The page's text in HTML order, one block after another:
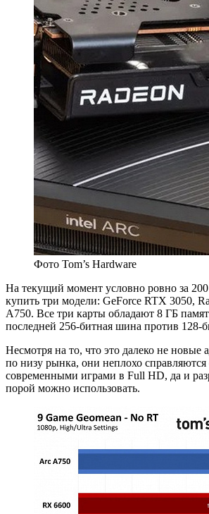
Фото Tom’s Hardware
На текущий момент условно ровно за
купить три модели: GeForce RTX 3050,
A750. Все три карты обладают 8 ГБ
последней 256-битная шина против 128-
Несмотря на то, что это далеко не новые
по низу рынка, они неплохо
современными играми в Full HD, да и
порой можно использовать.